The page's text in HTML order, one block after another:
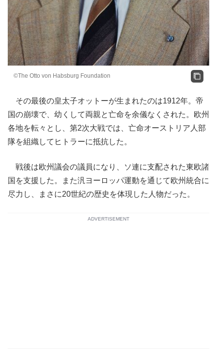
©The Otto von Habsburg Foundation
その最後の皇太子オットーが生まれたのは1912年。帝
国の崩壊で、幼くして両親と亡命を余儀なくされた。欧州
各地を転々とし、第2次大戦では、亡命オーストリア人部
隊を組織してヒトラーに抵抗した。
戦後は欧州議会の議員になり、ソ連に支配された東欧諸
国を支援した。また汎ヨーロッパ運動を通じて欧州統合に
尽力し、まさに20世紀の歴史を体現した人物だった。
ADVERTISEMENT